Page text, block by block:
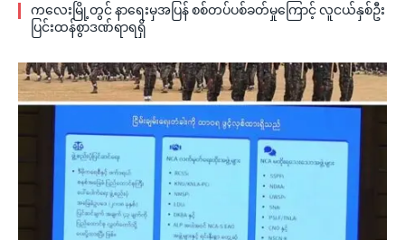
ကလေးမြို့တွင် နာရေးမှအပြန် စစ်တပ်ပစ်ခတ်မှုကြောင့် လူငယ်နှစ်ဦး
ပြင်းထန်စွာဒဏ်ရာရရှိ